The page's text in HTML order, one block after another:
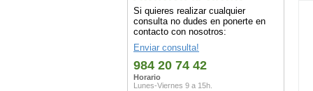
Si quieres realizar cualquier
consulta no dudes en ponerte en
contacto con nosotros:
Enviar consulta!
984 20 74 42
Horario
Lunes-Viernes 9 a 15h.